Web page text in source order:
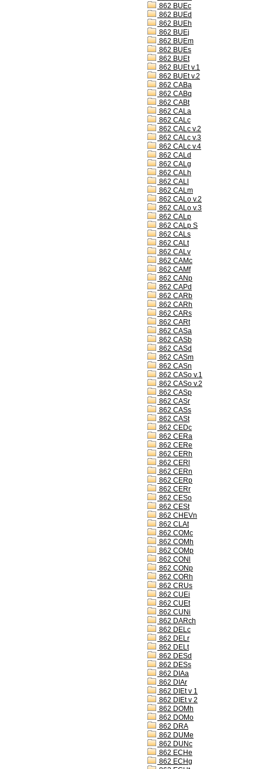
862 BUEc
862 BUEd
862 BUEh
862 BUEj
862 BUEm
862 BUEs
862 BUEt
862 BUEt v.1
862 BUEt v.2
862 CABa
862 CABq
862 CABt
862 CALa
862 CALc
862 CALc v.2
862 CALc v.3
862 CALc v.4
862 CALd
862 CALg
862 CALh
862 CALl
862 CALm
862 CALo v.2
862 CALo v.3
862 CALp
862 CALp S
862 CALs
862 CALt
862 CALv
862 CAMc
862 CAMf
862 CANp
862 CAPd
862 CARb
862 CARh
862 CARs
862 CARt
862 CASa
862 CASb
862 CASd
862 CASm
862 CASn
862 CASo v.1
862 CASo v.2
862 CASp
862 CASr
862 CASs
862 CASt
862 CEDc
862 CERa
862 CERe
862 CERh
862 CERl
862 CERn
862 CERp
862 CERr
862 CESo
862 CESt
862 CHEVn
862 CLAt
862 COMc
862 COMh
862 COMp
862 CONl
862 CONp
862 CORh
862 CRUs
862 CUEi
862 CUEt
862 CUNi
862 DARch
862 DELc
862 DELr
862 DELt
862 DESd
862 DESs
862 DIAa
862 DIAr
862 DIEt v 1
862 DIEt v 2
862 DOMh
862 DOMo
862 DRA
862 DUMe
862 DUNc
862 ECHe
862 ECHg